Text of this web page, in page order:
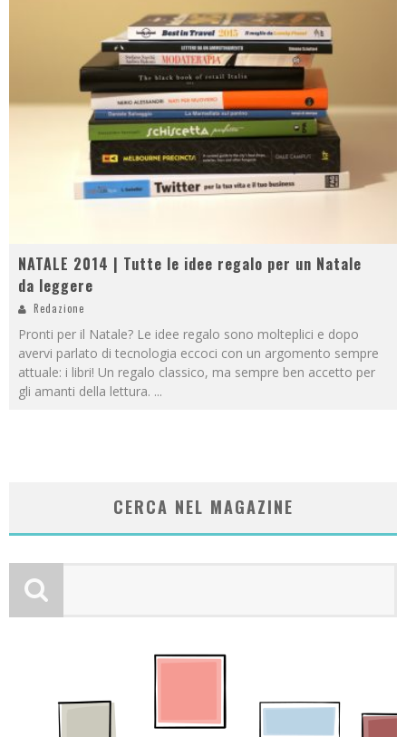
NATALE 2014 | Tutte le idee regalo per un Natale
da leggere
Redazione
Pronti per il Natale? Le idee regalo sono molteplici e dopo
avervi parlato di tecnologia eccoci con un argomento sempre
attuale: i libri! Un regalo classico, ma sempre ben accetto per
gli amanti della lettura. ...
CERCA NEL MAGAZINE